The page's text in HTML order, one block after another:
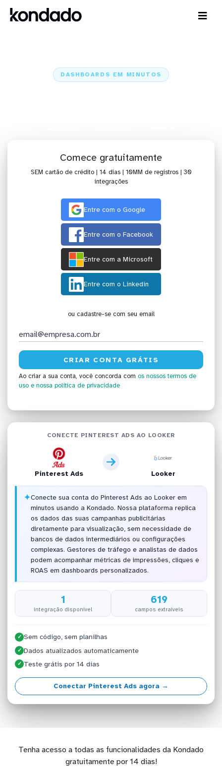
DASHBOARDS EM MINUTOS
Comece gratuitamente
SEM cartão de crédito | 14 dias | 10MM de registros | 30
integrações
Entre com o Google
Entre com o Facebook
Entre com a Microsoft
Entre com o Linkedin
ou cadastre-se com seu email
Ao criar a sua conta, você concorda com os nossos termos de
uso e nossa política de privacidade
CONECTE PINTEREST ADS AO LOOKER
Pinterest Ads Looker
✦Conecte sua conta do Pinterest Ads ao Looker em
minutos usando a Kondado. Nossa plataforma replica
os dados das suas campanhas publicitárias
diretamente para visualização, sem necessidade de
bancos de dados intermediários ou configurações
complexas. Gestores de tráfego e analistas de dados
podem acompanhar métricas de impressões, cliques e
ROAS em dashboards personalizados.
1
integração disponível
619
campos extraíveis
✓ Sem código, sem planilhas
✓ Dados atualizados automaticamente
✓ Teste grátis por 14 dias
Conectar Pinterest Ads agora →
Tenha acesso a todas as funcionalidades da Kondado
gratuitamente por 14 dias!